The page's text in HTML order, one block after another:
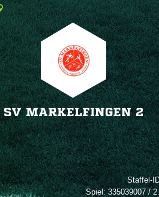
SV MARKELFINGEN 2
Staffel-
Spiel:335039007 /